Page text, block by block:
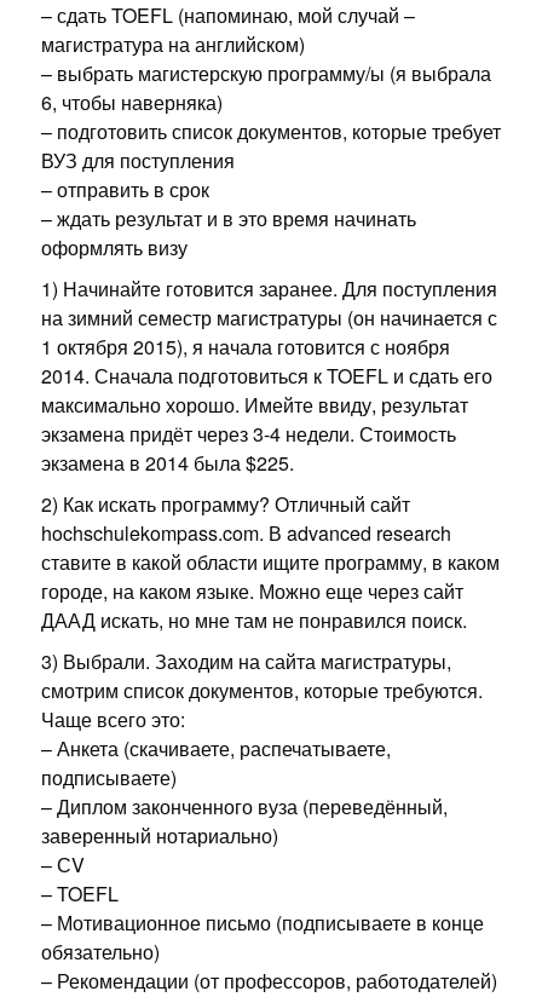
– сдать TOEFL (напоминаю, мой случай –
магистратура на английском)
– выбрать магистерскую программу/ы (я выбрала
6, чтобы наверняка)
– подготовить список документов, которые требует
ВУЗ для поступления
– отправить в срок
– ждать результат и в это время начинать
оформлять визу
1) Начинайте готовится заранее. Для поступления
на зимний семестр магистратуры (он начинается с
1 октября 2015), я начала готовится с ноября
2014. Сначала подготовиться к TOEFL и сдать его
максимально хорошо. Имейте ввиду, результат
экзамена придёт через 3-4 недели. Стоимость
экзамена в 2014 была $225.
2) Как искать программу? Отличный сайт
hochschulekompass.com. В advanced research
ставите в какой области ищите программу, в каком
городе, на каком языке. Можно еще через сайт
ДААД искать, но мне там не понравился поиск.
3) Выбрали. Заходим на сайта магистратуры,
смотрим список документов, которые требуются.
Чаще всего это:
– Анкета (скачиваете, распечатываете,
подписываете)
– Диплом законченного вуза (переведённый,
заверенный нотариально)
– СV
– TOEFL
– Мотивационное письмо (подписываете в конце
обязательно)
– Рекомендации (от профессоров, работодателей)